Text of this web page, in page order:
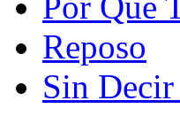
Reposo
Sin